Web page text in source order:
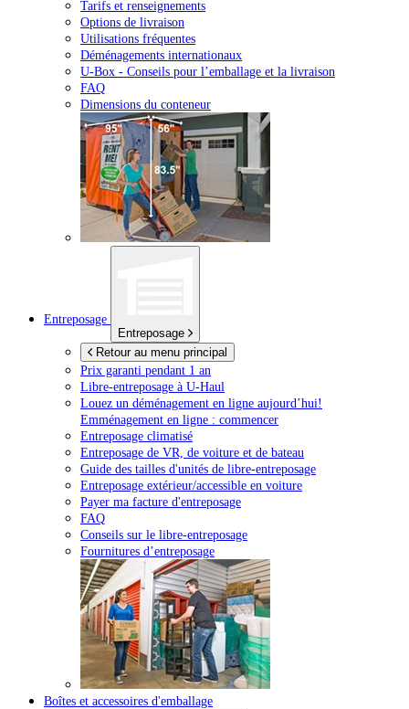
Tarifs et renseignements
Options de livraison
Utilisations fréquentes
Déménagements internationaux
U-Box - Conseils pour l’emballage et la livraison
FAQ
Dimensions du conteneur
Entreposage
Entreposage
Retour au menu principal
Prix garanti pendant 1 an
Libre-entreposage à U-Haul
Louez un déménagement en ligne aujourd’hui!
Emménagement en ligne : commencer
Entreposage climatisé
Entreposage de VR, de voiture et de bateau
Guide des tailles d'unités de libre-entreposage
Entreposage extérieur/accessible en voiture
Payer ma facture d'entreposage
FAQ
Conseils sur le libre-entreposage
Fournitures d’entreposage
Boîtes et accessoires d'emballage